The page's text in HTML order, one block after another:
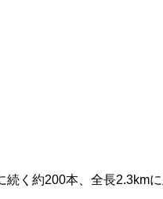
続く約200本、全長2.3km